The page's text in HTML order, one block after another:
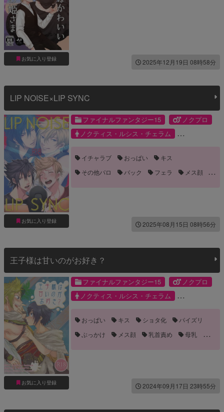
お気に入り登録 2025年12月19日 08時58分
LIP NOISE×LIP SYNC
お気に入り登録
ファイナルファンタジー15
ノクプロ
ノクティス・ルシス・チェラム
イチャラブ おっぱい
キス
その他パロ
バック フェラ
メス顔
2025年08月15日 08時56分
王子様は甘いのがお好き？
お気に入り登録
ファイナルファンタジー15
ノクプロ
ノクティス・ルシス・チェラム
おっぱい キス ショタ化
パイズリ
ぶっかけ
メス顔 乳首責め
母乳
2024年09月17日 23時55分